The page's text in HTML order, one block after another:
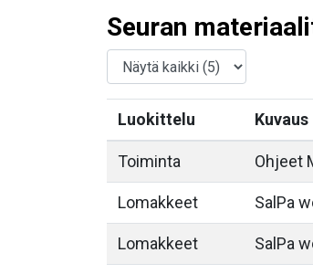
Seuran
Luokittelu Kuvaus
Toiminta Ohjeet
Lomakkeet SalPa
Lomakkeet SalPa